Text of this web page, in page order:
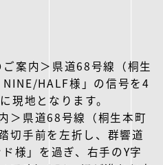
案内＞県道68号線（桐生
HALF様」の信号を4
現地となります。
＞県道68号線（桐生本町
切手前を左折し、群響道
様」を過ぎ、右手のY字